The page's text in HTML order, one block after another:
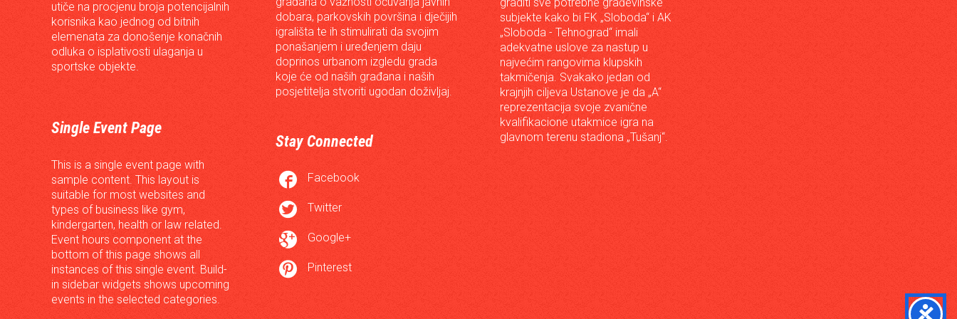
utiče na procjenu broja potencijalnih
korisnika kao jednog od bitnih
elemenata za donošenje konačnih
odluka o isplativosti ulaganja u
sportske objekte.
Single Event Page
This is a single event page with
sample content. This layout is
suitable for most websites and
types of business like gym,
kindergarten, health or law related.
Event hours component at the
bottom of this page shows all
instances of this single event. Build-
in sidebar widgets shows upcoming
events in the selected categories.
dobara, parkovskih površina i dječijih
igrališta te ih stimulirati da svojim
ponašanjem i uređenjem daju
doprinos urbanom izgledu grada
koje će od naših građana i naših
posjetitelja stvoriti ugodan doživljaj.
Stay Connected
 Facebook
 Twitter
 Google+
 Pinterest
subjekte kako bi FK „Sloboda“ i AK
„Sloboda - Tehnograd“ imali
adekvatne uslove za nastup u
najvećim rangovima klupskih
takmičenja. Svakako jedan od
krajnjih ciljeva Ustanove je da „A“
reprezentacija svoje zvanične
kvalifikacione utakmice igra na
glavnom terenu stadiona „Tušanj“.